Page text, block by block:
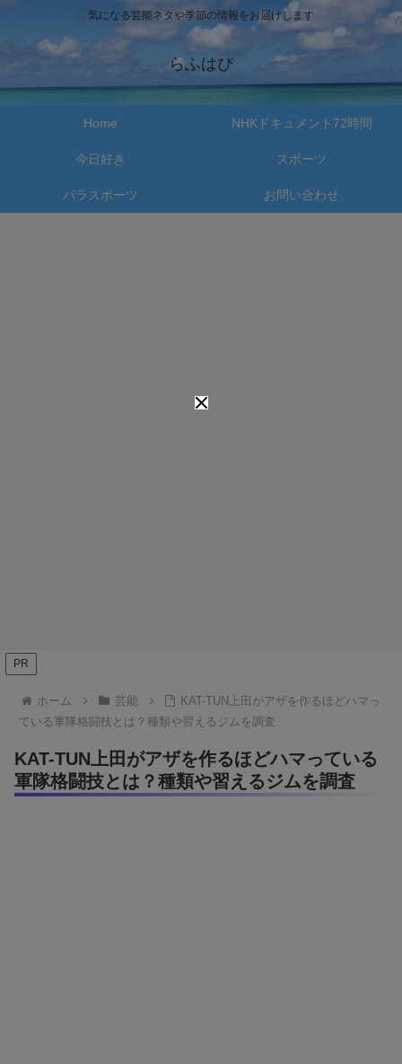
気になる芸能ネタや季節の情報をお届けします
らふはぴ
Home NHKドキュメント72時間
今日好き スポーツ
パラスポーツ お問い合わせ
PR
ホーム 芸能
KAT-TUN上田がアザを作るほどハマっ
ている軍隊格闘技とは？種類や習えるジムを調査
KAT-TUN上田がアザを作るほどハマっている
軍隊格闘技とは？種類や習えるジムを調査